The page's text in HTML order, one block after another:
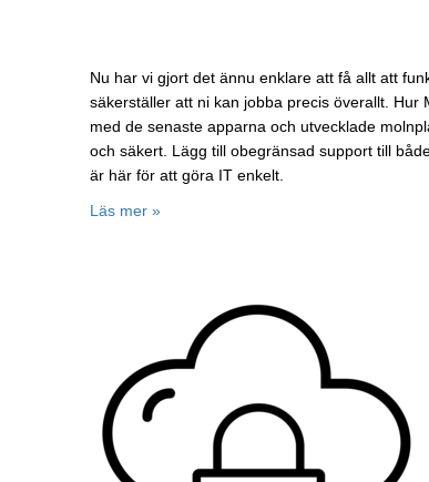
Nu har vi gjort det ännu enklare att få allt att
säkerställer att ni kan jobba precis överallt.
med de senaste apparna och utvecklade
och säkert. Lägg till obegränsad support till
är här för att göra IT enkelt.
Läs mer »